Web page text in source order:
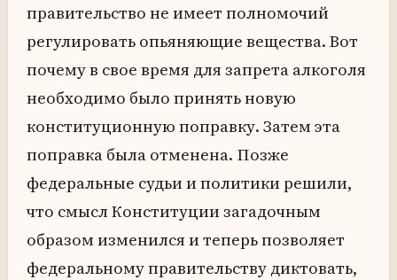
правительство не имеет полномочий
регулировать опьяняющие вещества. Вот
почему в свое время для запрета алкоголя
необходимо было принять новую
конституционную поправку. Затем эта
поправка была отменена. Позже
федеральные судьи и политики решили,
что смысл Конституции загадочным
образом изменился и теперь позволяет
федеральному правительству диктовать,